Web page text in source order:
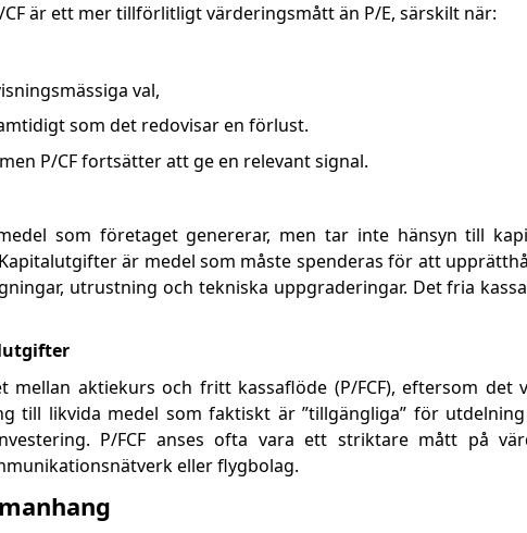
är ett mer tillförlitligt värderingsmått än P/E, särskilt när:
val,
som det redovisar en förlust.
P/CF fortsätter att ge en relevant signal.
som företaget genererar, men tar inte hänsyn till
är medel som måste spenderas för att
utrustning och tekniska uppgraderingar. Det fria
mellan aktiekurs och fritt kassaflöde (P/FCF), eftersom det
till likvida medel som faktiskt är ”tillgängliga” för
P/FCF anses ofta vara ett striktare mått på
eller flygbolag.